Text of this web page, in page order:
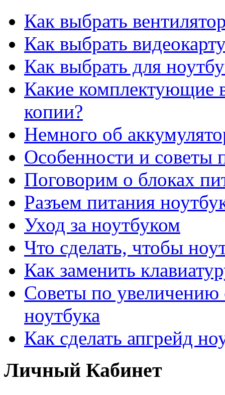
Как выбрать
Как выбрать
Как выбрать для
Какие комплектующие
копии?
Немного об
Особенности и советы
Поговорим о блоках
Разъем питания
Уход за ноутбуком
Что сделать, чтобы
Как заменить
Советы по увеличению
ноутбука
Как сделать апгрейд
Личный Кабинет